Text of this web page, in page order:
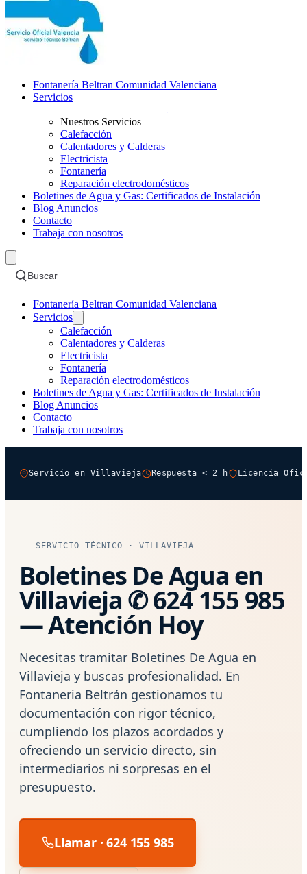
Fontanería Beltran Comunidad Valenciana
Servicios
Nuestros Servicios
Calefacción
Calentadores y Calderas
Electricista
Fontanería
Reparación electrodomésticos
Boletines de Agua y Gas: Certificados de Instalación
Blog Anuncios
Contacto
Trabaja con nosotros
Buscar
Fontanería Beltran Comunidad Valenciana
Servicios
Calefacción
Calentadores y Calderas
Electricista
Fontanería
Reparación electrodomésticos
Boletines de Agua y Gas: Certificados de Instalación
Blog Anuncios
Contacto
Trabaja con nosotros
Servicio en Villavieja Respuesta < 2 h Licencia
SERVICIO TÉCNICO · VILLAVIEJA
Boletines De Agua en
Villavieja ✆ 624 155 985
— Atención Hoy
Necesitas tramitar Boletines De Agua en
Villavieja y buscas profesionalidad. En
Fontaneria Beltrán gestionamos tu
documentación con rigor técnico,
cumpliendo los plazos acordados y
ofreciendo un servicio directo, sin
intermediarios ni sorpresas en el
presupuesto.
Llamar · 624 155 985